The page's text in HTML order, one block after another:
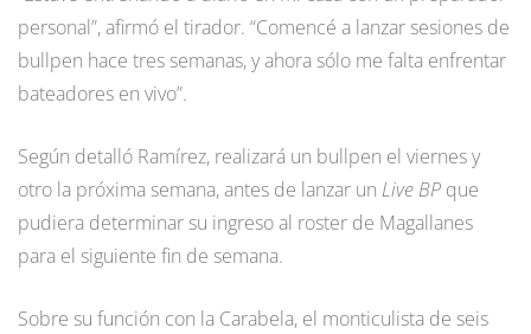
personal”, afirmó el tirador. “Comencé a lanzar sesiones de
bullpen hace tres semanas, y ahora sólo me falta enfrentar
bateadores en vivo”.
Según detalló Ramírez, realizará un bullpen el viernes y
otro la próxima semana, antes de lanzar un Live BP que
pudiera determinar su ingreso al roster de Magallanes
para el siguiente fin de semana.
Sobre su función con la Carabela, el monticulista de seis